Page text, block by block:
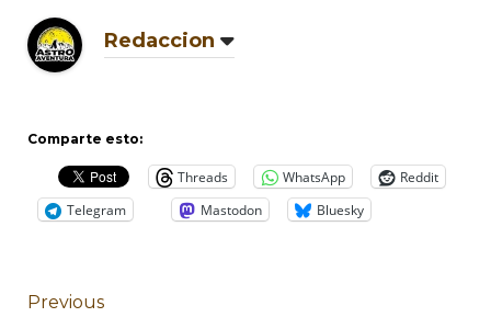
Redaccion
Comparte esto:
Threads WhatsApp
Reddit
Telegram
Mastodon Bluesky
Previous